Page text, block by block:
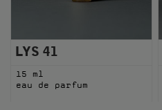
LYS 41
15 ml
eau de parfum